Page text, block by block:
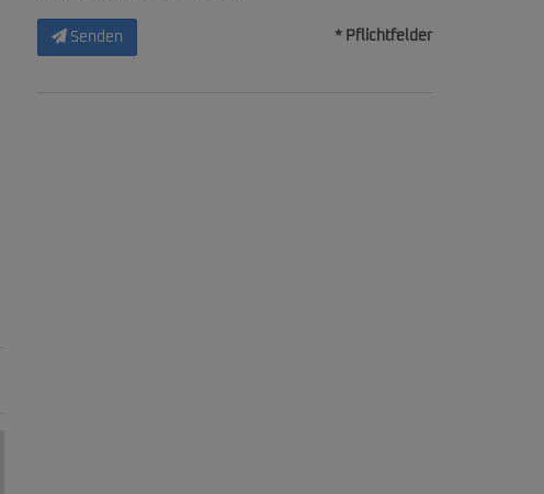
Senden * Pflichtfelder